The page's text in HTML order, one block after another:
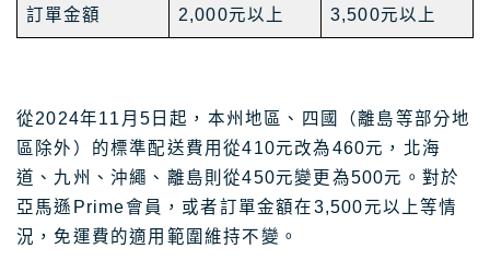
訂單金額 2,000元以上 3,500元以上
從2024年11月5日起，本州地區、四國（離島等部分地
區除外）的標準配送費用從410元改為460元，北海
道、九州、沖繩、離島則從450元變更為500元。對於
亞馬遜Prime會員，或者訂單金額在3,500元以上等情
況，免運費的適用範圍維持不變。